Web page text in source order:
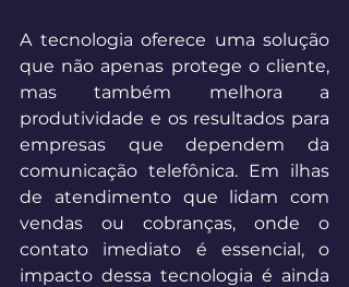
A tecnologia oferece uma solução
que não apenas protege o cliente,
mas também melhora a
produtividade e os resultados para
empresas que dependem da
comunicação telefônica. Em ilhas
de atendimento que lidam com
vendas ou cobranças, onde o
contato imediato é essencial, o
impacto dessa tecnologia é ainda